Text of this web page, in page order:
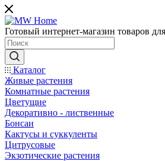
Готовый интернет-магазин товаров
Каталог
Живые растения
Комнатные растения
Цветущие
Декоративно - лиственные
Бонсаи
Кактусы и суккуленты
Цитрусовые
Экзотические растения